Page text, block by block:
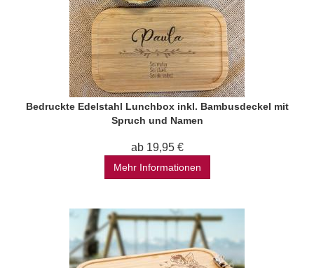
Bedruckte Edelstahl Lunchbox inkl. Bambusdeckel mit
Spruch und Namen
ab 19,95 €
Mehr Informationen